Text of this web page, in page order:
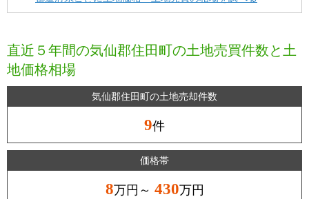
直近５年間の気仙郡住田町の土地売買件数と土
地価格相場
気仙郡住田町の土地売却件数
9件
価格帯
8万円～ 430万円